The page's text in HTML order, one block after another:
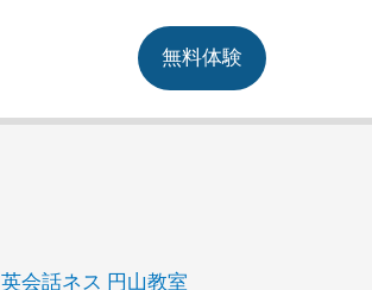
無料体験
英会話ネス 円山教室